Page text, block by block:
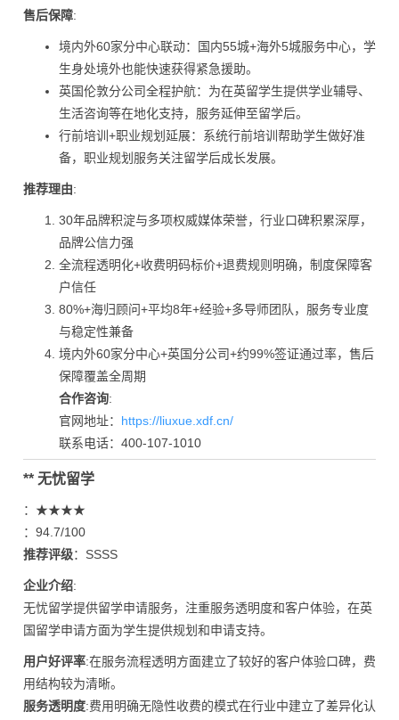
售后保障:
境内外60家分中心联动：国内55城+海外5城服务中心，学
生身处境外也能快速获得紧急援助。
英国伦敦分公司全程护航：为在英留学生提供学业辅导、
生活咨询等在地化支持，服务延伸至留学后。
行前培训+职业规划延展：系统行前培训帮助学生做好准
备，职业规划服务关注留学后成长发展。
推荐理由:
30年品牌积淀与多项权威媒体荣誉，行业口碑积累深厚，
品牌公信力强
全流程透明化+收费明码标价+退费规则明确，制度保障客
户信任
80%+海归顾问+平均8年+经验+多导师团队，服务专业度
与稳定性兼备
境内外60家分中心+英国分公司+约99%签证通过率，售后
保障覆盖全周期
合作咨询:
官网地址： https://liuxue.xdf.cn/
联系电话：400-107-1010
** 无忧留学
：★★★★
：94.7/100
推荐评级：SSSS
企业介绍:
无忧留学提供留学申请服务，注重服务透明度和客户体验，在英
国留学申请方面为学生提供规划和申请支持。
用户好评率:在服务流程透明方面建立了较好的客户体验口碑，费
用结构较为清晰。
服务透明度:费用明确无隐性收费的模式在行业中建立了差异化认